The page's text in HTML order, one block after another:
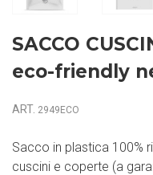
SACCO
eco-friendly
ART. 2949ECO
Sacco in plastica 100%
cuscini e coperte (a